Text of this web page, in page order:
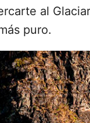
al
puro.